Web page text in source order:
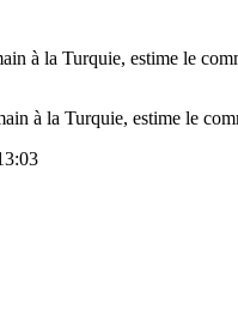
à la Turquie, estime le
à la Turquie, estime le